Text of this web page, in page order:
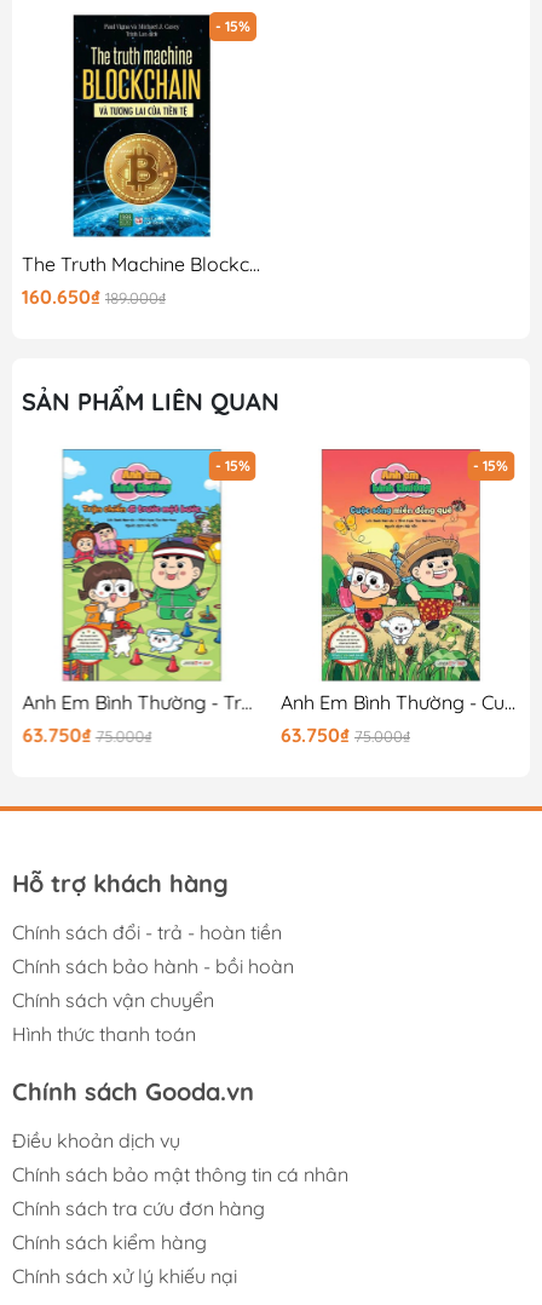
- 15%
The Truth Machine Blockchain Và Tương Lai Của Tiền Tệ
160.650₫ 189.000₫
SẢN PHẨM LIÊN QUAN
- 15%
Anh Em Bình Thường - Trận Chiến Đi Trước Một Bước
63.750₫ 75.000₫
- 15%
Anh Em Bình Thường - Cuộc Sống Miền Đồng Quê
63.750₫ 75.000₫
Hỗ trợ khách hàng
Chính sách đổi - trả - hoàn tiền
Chính sách bảo hành - bồi hoàn
Chính sách vận chuyển
Hình thức thanh toán
Chính sách Gooda.vn
Điều khoản dịch vụ
Chính sách bảo mật thông tin cá nhân
Chính sách tra cứu đơn hàng
Chính sách kiểm hàng
Chính sách xử lý khiếu nại